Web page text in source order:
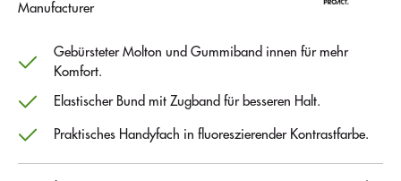
Manufacturer
Gebürsteter Molton und Gummiband innen für mehr
Komfort.
Elastischer Bund mit Zugband für besseren Halt.
Praktisches Handyfach in fluoreszierender Kontrastfarbe.